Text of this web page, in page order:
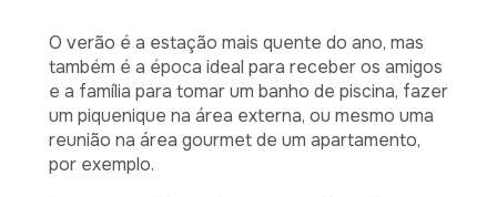
O verão é a estação mais quente do ano, mas
também é a época ideal para receber os amigos
e a família para tomar um banho de piscina, fazer
um piquenique na área externa, ou mesmo uma
reunião na área gourmet de um apartamento,
por exemplo.